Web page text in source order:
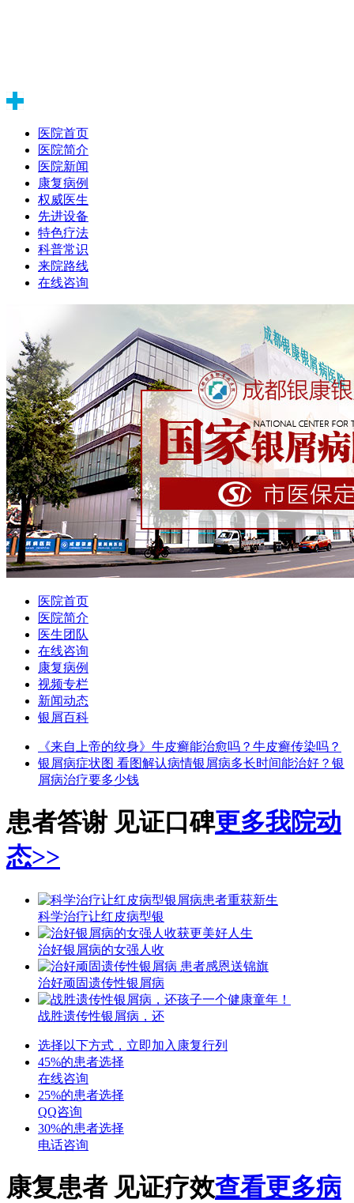
医院首页
医院简介
医院新闻
康复病例
权威医生
先进设备
特色疗法
科普常识
来院路线
在线咨询
医院首页
医院简介
医生团队
在线咨询
康复病例
视频专栏
新闻动态
银屑百科
《来自上帝的纹身》 牛皮癣能治愈吗？ 牛皮癣传染吗？
银屑病症状图 看图解认病情银屑病多长时间能治好？ 银
屑病治疗要多少钱
患者答谢 见证口碑更多我院动
态>>
科学治疗让红皮病型银
治好银屑病的女强人收
治好顽固遗传性银屑病
战胜遗传性银屑病，还
选择以下方式，立即加入康复行列
45%的患者选择
在线咨询
25%的患者选择
QQ咨询
30%的患者选择
电话咨询
康复患者 见证疗效查看更多病